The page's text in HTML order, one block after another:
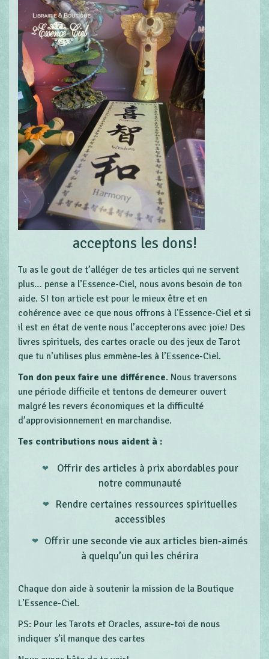
acceptons les dons!
Tu as le gout de t’alléger de tes articles qui ne servent
plus… pense a l’Essence-Ciel, nous avons besoin de ton
aide. SI ton article est pour le mieux être et en
cohérence avec ce que nous offrons à l’Essence-Ciel et si
il est en état de vente nous l’accepterons avec joie! Des
livres spirituels, des cartes oracle ou des jeux de Tarot
que tu n’utilises plus emmène-les à l’Essence-Ciel.
Ton don peux faire une différence. Nous traversons
une période difficile et tentons de demeurer ouvert
malgré les revers économiques et la difficulté
d’approvisionnement en marchandise.
Tes contributions nous aident à :
Offrir des articles à prix abordables pour
notre communauté
Rendre certaines ressources spirituelles
accessibles
Offrir une seconde vie aux articles bien-aimés
à quelqu’un qui les chérira
Chaque don aide à soutenir la mission de la Boutique
L’Essence-Ciel.
PS: Pour les Tarots et Oracles, assure-toi de nous
indiquer s’il manque des cartes